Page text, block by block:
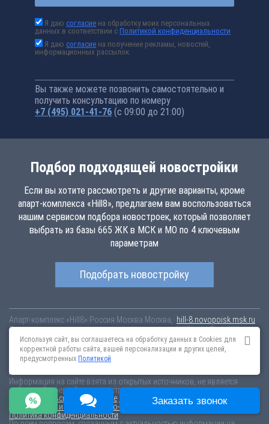
Я даюсогласие на обработку моих персональных
данных в соответствии сПолитикой конфиденциальности
Я даюсогласие на получение рекламы, новостей,
информационных рассылок
Вы также можете позвонить самостоятельно и
получить консультацию по номеру
+7 (495) 021-41-76 (с 09:00 до 21:00)
Подбор подходящей новостройки
Если вы хотите рассмотреть и другие варианты, кроме
апарт-комплекса «Hill8», предлагаем вам воспользоваться
нашим сервисом подбора новостроек, который позволяет
выбрать из базы 665 ЖК в МСК и МО по 4 ключевым
параметрам
Подобрать новостройку
Апарт-комплекс «Hill8» Россия Москва Москва,
hill-8.novopoisk.msk.ru
Купить апартаменты в новом апарт-комплексе «Hill8» от «Сити-XXI век»
в Останкинском районе. Апартаменты различных планировок от 12
млн рублей!
Информация на сайте взята из открытых источников, не является
публичной офертой и распространяется для ознакомления.
Пользовательское соглашение
Соглашение о размещении
Пояснение об информационно-рекламном характере сведений
Политика конфиденциальности
Используя сайт, вы соглашаетесь на обработку данных в Cookies для
корректной работы сайта, вашей персонализации и других целей,
предусмотренных Политикой
Заказать звонок